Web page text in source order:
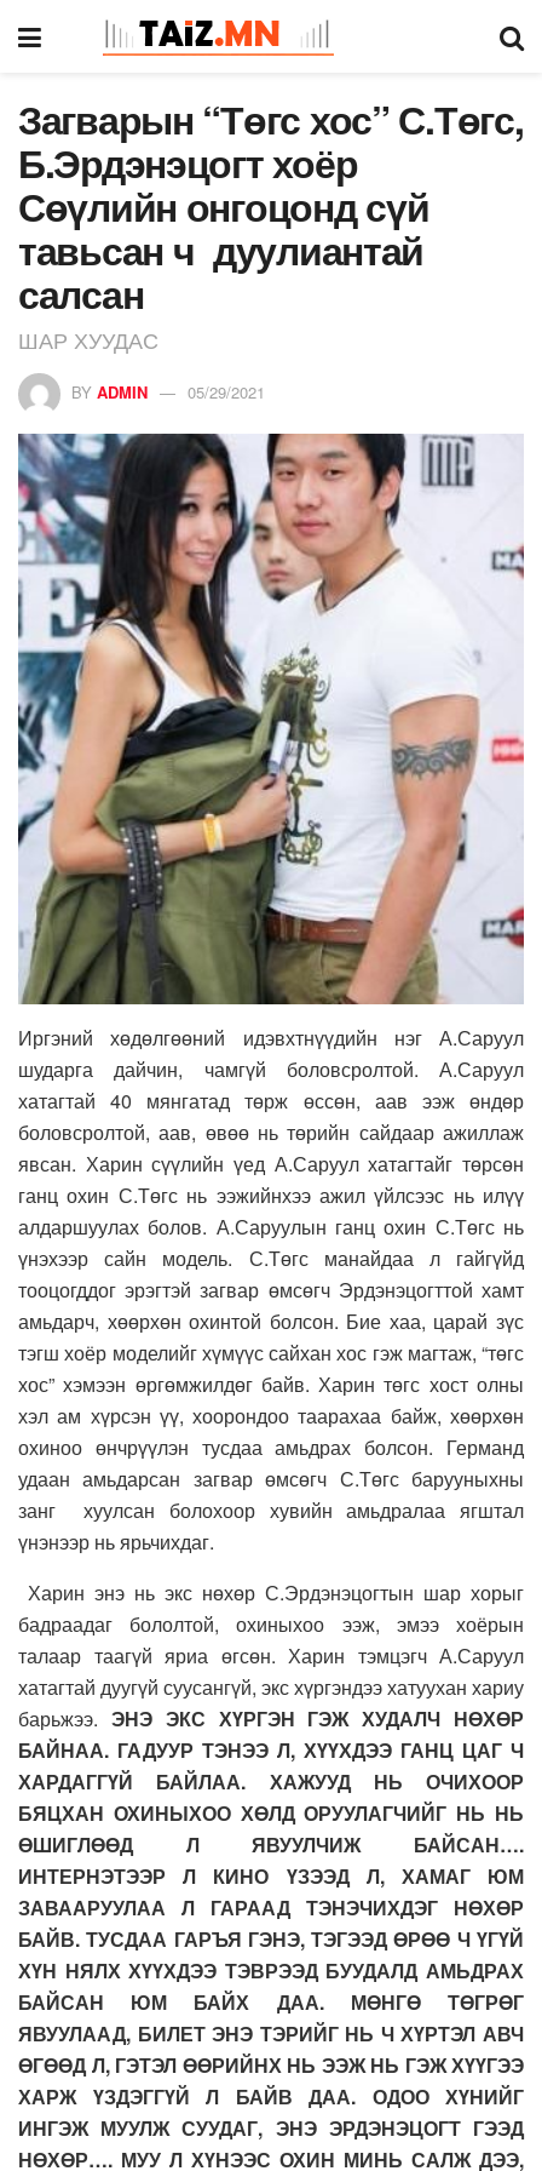
Загварын “Төгс хос” С.Төгс,
Б.Эрдэнэцогт хоёр
Сөүлийн онгоцонд сүй
тавьсан ч дуулиантай
салсан
ШАР ХУУДАС
BY ADMIN 05/29/2021
Иргэний хөдөлгөөний идэвхтнүүдийн нэг А.Саруул
шударга дайчин, чамгүй боловсролтой. А.Саруул
хатагтай 40 мянгатад төрж өссөн, аав ээж өндөр
боловсролтой, аав, өвөө нь төрийн сайдаар ажиллаж
явсан. Харин сүүлийн үед А.Саруул хатагтайг төрсөн
ганц охин С.Төгс нь ээжийнхээ ажил үйлсээс нь илүү
алдаршуулах болов. А.Саруулын ганц охин С.Төгс нь
үнэхээр сайн модель. С.Төгс манайдаа л гайгүйд
тооцогддог эрэгтэй загвар өмсөгч Эрдэнэцогттой хамт
амьдарч, хөөрхөн охинтой болсон. Бие хаа, царай зүс
тэгш хоёр моделийг хүмүүс сайхан хос гэж магтаж, “төгс
хос” хэмээн өргөмжилдөг байв. Харин төгс хост олны
хэл ам хүрсэн үү, хоорондоо таарахаа байж, хөөрхөн
охиноо өнчрүүлэн тусдаа амьдрах болсон. Германд
удаан амьдарсан загвар өмсөгч С.Төгс барууныхны
занг хуулсан болохоор хувийн амьдралаа ягштал
үнэнээр нь ярьчихдаг.
Харин энэ нь экс нөхөр С.Эрдэнэцогтын шар хорыг
бадраадаг бололтой, охиныхоо ээж, эмээ хоёрын
талаар таагүй яриа өгсөн. Харин тэмцэгч А.Саруул
хатагтай дуугүй суусангүй, экс хүргэндээ хатуухан хариу
барьжээ. ЭНЭ ЭКС ХҮРГЭН ГЭЖ ХУДАЛЧ НӨХӨР
БАЙНАА. ГАДУУР ТЭНЭЭ Л, ХҮҮХДЭЭ ГАНЦ ЦАГ Ч
ХАРДАГГҮЙ БАЙЛАА. ХАЖУУД НЬ ОЧИХООР
БЯЦХАН ОХИНЫХОО ХӨЛД ОРУУЛАГЧИЙГ НЬ НЬ
ӨШИГЛӨӨД Л ЯВУУЛЧИЖ БАЙСАН….
ИНТЕРНЭТЭЭР Л КИНО ҮЗЭЭД Л, ХАМАГ ЮМ
ЗАВААРУУЛАА Л ГАРААД ТЭНЭЧИХДЭГ НӨХӨР
БАЙВ. ТУСДАА ГАРЪЯ ГЭНЭ, ТЭГЭЭД ӨРӨӨ Ч ҮГҮЙ
ХҮН НЯЛХ ХҮҮХДЭЭ ТЭВРЭЭД БУУДАЛД АМЬДРАХ
БАЙСАН ЮМ БАЙХ ДАА. МӨНГӨ ТӨГРӨГ
ЯВУУЛААД, БИЛЕТ ЭНЭ ТЭРИЙГ НЬ Ч ХҮРТЭЛ АВЧ
ӨГӨӨД Л, ГЭТЭЛ ӨӨРИЙНХ НЬ ЭЭЖ НЬ ГЭЖ ХҮҮГЭЭ
ХАРЖ ҮЗДЭГГҮЙ Л БАЙВ ДАА. ОДОО ХҮНИЙГ
ИНГЭЖ МУУЛЖ СУУДАГ, ЭНЭ ЭРДЭНЭЦОГТ ГЭЭД
НӨХӨР…. МУУ Л ХҮНЭЭС ОХИН МИНЬ САЛЖ ДЭЭ,